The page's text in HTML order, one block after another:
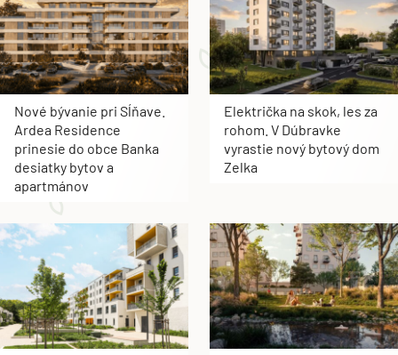
Nové bývanie pri Sĺňave.
Ardea Residence
prinesie do obce Banka
desiatky bytov a
apartmánov
Električka na skok, les za
rohom. V Dúbravke
vyrastie nový bytový dom
Zelka